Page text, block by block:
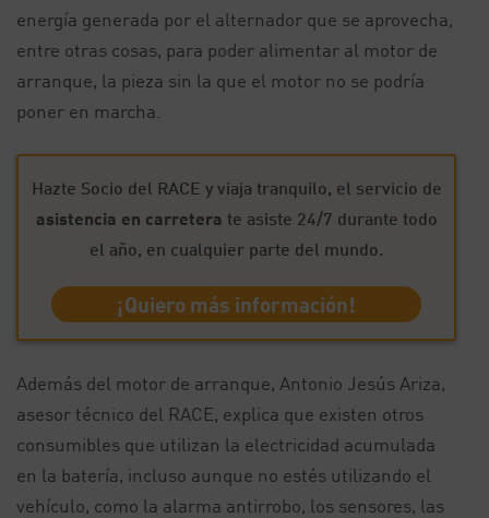
energía generada por el alternador que se aprovecha,
entre otras cosas, para poder alimentar al motor de
arranque, la pieza sin la que el motor no se podría
poner en marcha.
Hazte Socio del RACE y viaja tranquilo, el servicio de
asistencia en carretera te asiste 24/7 durante todo
el año, en cualquier parte del mundo.
¡Quiero más información!
Además del motor de arranque, Antonio Jesús Ariza,
asesor técnico del RACE, explica que existen otros
consumibles que utilizan la electricidad acumulada
en la batería, incluso aunque no estés utilizando el
vehículo, como la alarma antirrobo, los sensores, las